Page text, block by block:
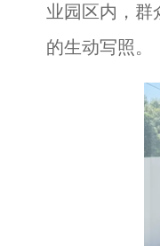
业园区内，群
的生动写照。